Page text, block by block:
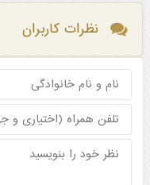
نظرات کاربران